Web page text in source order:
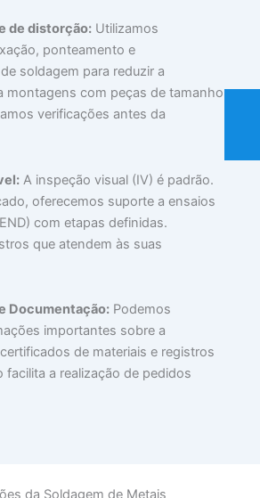
de distorção: Utilizamos
ponteamento e
soldagem para reduzir a
montagens com peças de tamanho
verificações antes da
A inspeção visual (IV) é padrão.
oferecemos suporte a ensaios
com etapas definidas.
que atendem às suas
Documentação: Podemos
importantes sobre a
de materiais e registros
facilita a realização de pedidos
da Soldagem de Metais